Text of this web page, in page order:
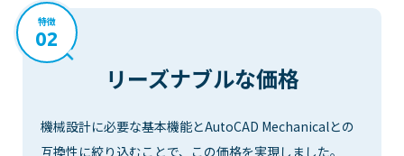
特徴
02
リーズナブルな価格
機械設計に必要な基本機能とAutoCAD Mechanicalとの
互換性に絞り込むことで、この価格を実現しました。